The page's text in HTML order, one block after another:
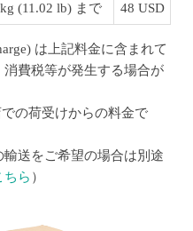
(11.02 lb) まで 48 USD
は上記料金に含まれて
費税等が発生する場合が
の荷受けからの料金で
輸送をご希望の場合は別途
ちら ）